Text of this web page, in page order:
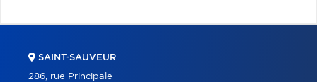
SAINT-SAUVEUR
286, rue Principale